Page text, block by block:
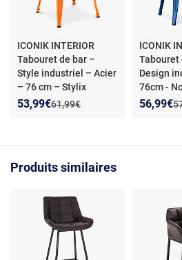
ICONIK INTERIOR
Tabouret de bar –
Style industriel – Acier
– 76 cm – Stylix
Orange- Tabouret de
Ancien prix :
61,99€
Nouveau prix :
53,99€
Réduction de :
ICONIK
Tabouret
Design
76cm -
édition-
56,99€
Produits similaires